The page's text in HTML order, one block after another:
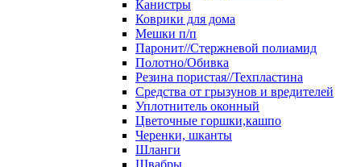
Канистры
Коврики для дома
Мешки п/п
Паронит//Стержневой полиамид
Полотно/Обивка
Резина пористая//Техпластина
Средства от грызунов и вредителей
Уплотнитель оконный
Цветочные горшки,кашпо
Черенки, шканты
Шланги
Швабры